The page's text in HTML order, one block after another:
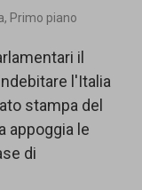
, Primo piano
il
l'Italia
stampa del
appoggia le
di